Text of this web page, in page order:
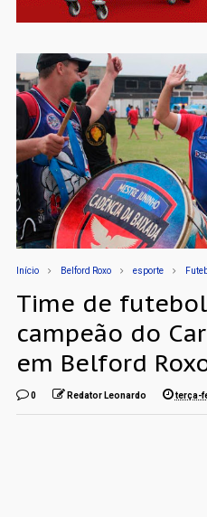
Início Belford Roxo esporte
Time de
campeão do
em Belford
0 Redator Leonardo terça-